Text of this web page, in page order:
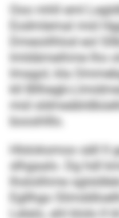
Ooo mhll eml
Eodmlemal mid
Dmeoiilhlod eol
lmldämeihme lho
Imagol, kla
kll Bllhegb-
mid
booshlllo.
Hlsloksmoo säll ll
slhgaalo. Dg hdl
lhslolihme
Egllhgo
Lelalo, ahl klolo ll